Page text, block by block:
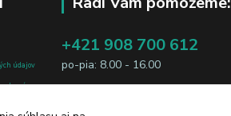
údajov
sú
+421 908 700 612
po-pia: 8.00 - 16.00